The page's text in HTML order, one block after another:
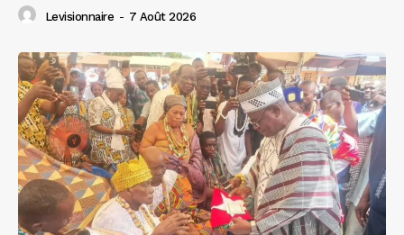
Levisionnaire - 7 Août 2026